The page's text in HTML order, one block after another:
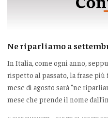
Ne riparliamo a
In Italia, come ogni anno,
rispetto al passato, la frase
mese di agosto sarà “ne
mese che prende il nome